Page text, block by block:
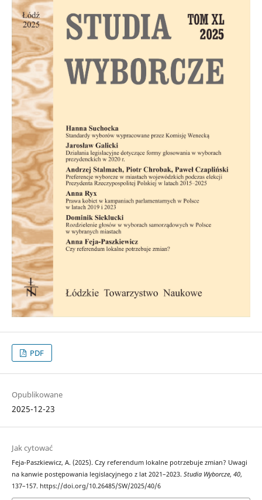
PDF
Opublikowane
2025-12-23
Jak cytować
Feja-Paszkiewicz, A. (2025). Czy referendum lokalne potrzebuje zmian? Uwagi
na kanwie postępowania legislacyjnego z lat 2021–2023. Studia Wyborcze, 40,
137–157. https://doi.org/10.26485/SW/2025/40/6